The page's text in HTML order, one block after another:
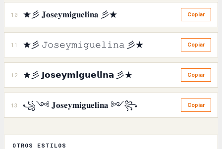
10 ★彡 𝐉𝐨𝐬𝐞𝐲𝐦𝐢𝐠𝐮𝐞𝐥𝐢𝐧𝐚 彡★ Copiar
11 ★彡 𝙹𝚘𝚜𝚎𝚢𝚖𝚒𝚐𝚞𝚎𝚕𝚒𝚗𝚊 彡★ Copiar
12 ★彡 𝗝𝗼𝘀𝗲𝘆𝗺𝗶𝗴𝘂𝗲𝗹𝗶𝗻𝗮 彡★ Copiar
13 ꧁༺ 𝐉𝐨𝐬𝐞𝐲𝐦𝐢𝐠𝐮𝐞𝐥𝐢𝐧𝐚 ༻꧂ Copiar
OTROS ESTILOS